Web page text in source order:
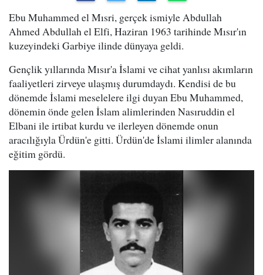
Ebu Muhammed el Mısri, gerçek ismiyle Abdullah
Ahmed Abdullah el Elfi, Haziran 1963 tarihinde Mısır'ın
kuzeyindeki Garbiye ilinde dünyaya geldi.
Gençlik yıllarında Mısır'a İslami ve cihat yanlısı akımların
faaliyetleri zirveye ulaşmış durumdaydı. Kendisi de bu
dönemde İslami meselelere ilgi duyan Ebu Muhammed,
dönemin önde gelen İslam alimlerinden Nasıruddin el
Elbani ile irtibat kurdu ve ilerleyen dönemde onun
aracılığıyla Ürdün'e gitti. Ürdün'de İslami ilimler alanında
eğitim gördü.